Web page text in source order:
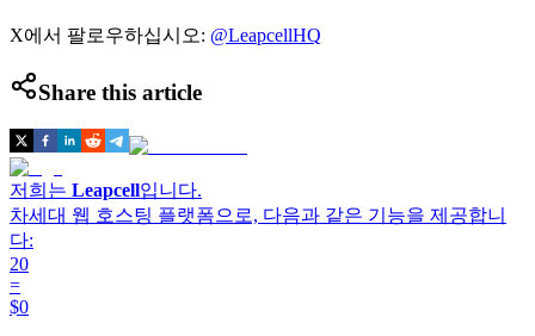
X에서 팔로우하십시오: @LeapcellHQ
Share this article
저희는 Leapcell입니다.
차세대 웹 호스팅 플랫폼으로, 다음과 같은 기능을 제공합니
다:
20
=
$0